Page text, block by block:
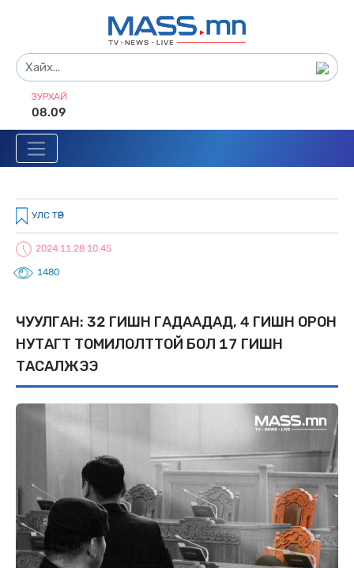
ЗУРХАЙ
08.09
УЛС ТӨР
2024.11.28 10:45
1480
ЧУУЛГАН: 32 ГИШҮҮН ГАДААДАД, 4 ГИШҮҮН ОРОН
НУТАГТ ТОМИЛОЛТТОЙ БОЛ 17 ГИШҮҮН
ТАСАЛЖЭЭ